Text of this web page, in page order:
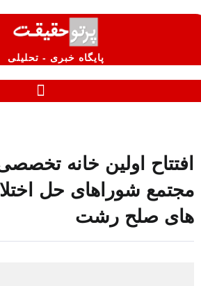
پایگاه خبری - تحلیلی
افتتاح اولین خانه
مجتمع شوراهای حل
های صلح رشت